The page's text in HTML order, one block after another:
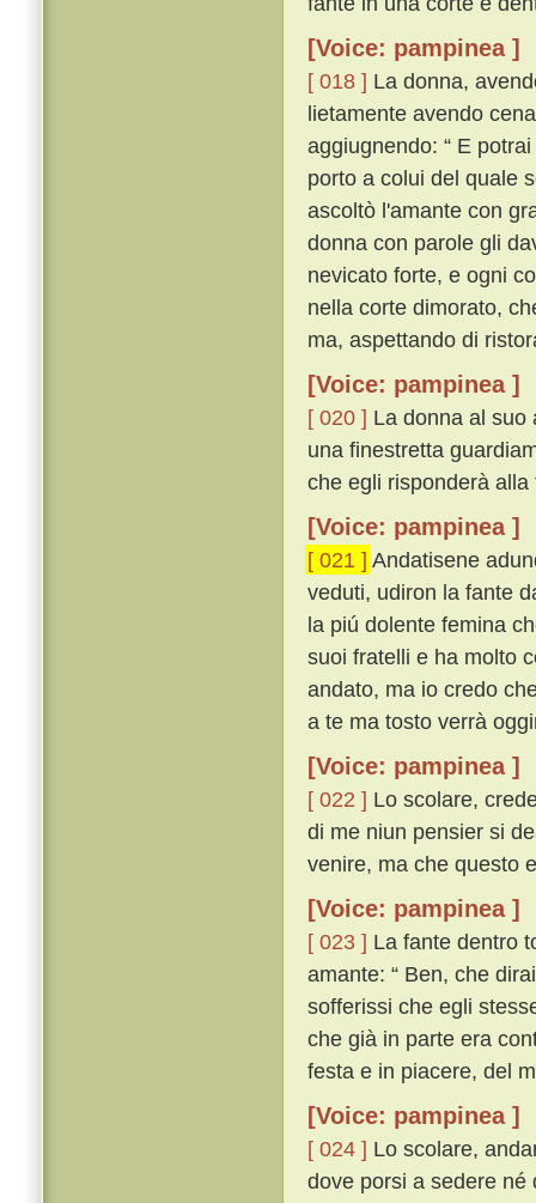
[Voice: pampinea ]
[ 018 ] La donna,
lietamente avendo
aggiugnendo: “ E
porto a colui del quale
ascoltò l'amante con
donna con parole gli
nevicato forte, e ogni
nella corte dimorato,
ma, aspettando di
[Voice: pampinea ]
[ 020 ] La donna al suo
una finestretta
che egli risponderà
[Voice: pampinea ]
[ 021 ] Andatisene
veduti, udiron la fante
la piú dolente femina
suoi fratelli e ha molto
andato, ma io credo
a te ma tosto verrà
[Voice: pampinea ]
[ 022 ] Lo scolare,
di me niun pensier si
venire, ma che questo
[Voice: pampinea ]
[ 023 ] La fante dentro
amante: “ Ben, che
sofferissi che egli
che già in parte era
festa e in piacere, del
[Voice: pampinea ]
[ 024 ] Lo scolare,
dove porsi a sedere né